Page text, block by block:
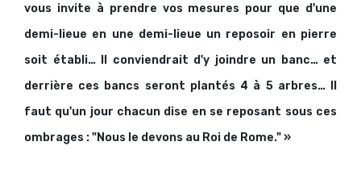
vous invite à prendre vos mesures pour que d'une
demi-lieue en une demi-lieue un reposoir en pierre
soit établi… Il conviendrait d'y joindre un banc… et
derrière ces bancs seront plantés 4 à 5 arbres… Il
faut qu'un jour chacun dise en se reposant sous ces
ombrages : "Nous le devons au Roi de Rome." »